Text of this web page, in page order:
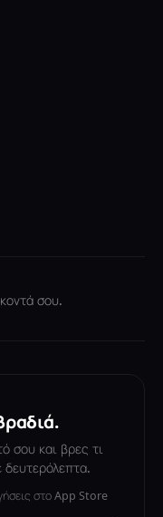
σου.
σου και βρες τι
δευτερόλεπτα.
στο App Store